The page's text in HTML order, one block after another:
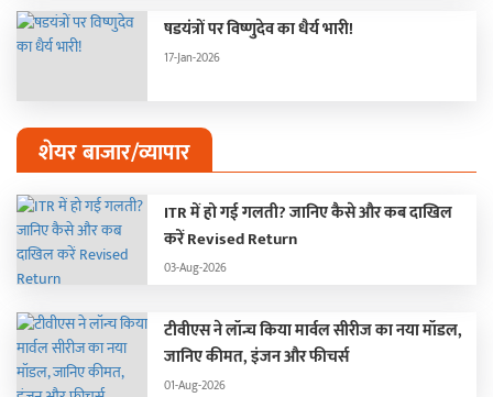
षडयंत्रों पर विष्णुदेव का धैर्य भारी!
17-Jan-2026
शेयर बाजार/व्यापार
ITR में हो गई गलती? जानिए कैसे और कब दाखिल
करें Revised Return
03-Aug-2026
टीवीएस ने लॉन्च किया मार्वल सीरीज का नया मॉडल,
जानिए कीमत, इंजन और फीचर्स
01-Aug-2026